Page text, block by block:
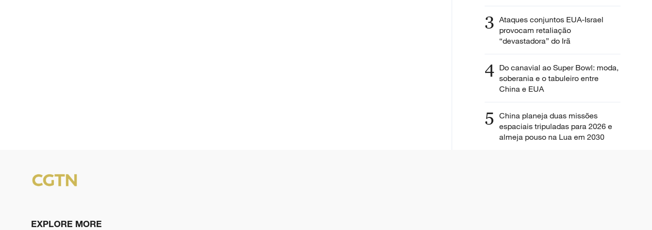
3 Ataques conjuntos EUA-Israel
provocam retaliação
“devastadora” do Irã
4 Do canavial ao Super Bowl: moda,
soberania e o tabuleiro entre
China e EUA
5 China planeja duas missões
espaciais tripuladas para 2026 e
almeja pouso na Lua em 2030
EXPLORE MORE